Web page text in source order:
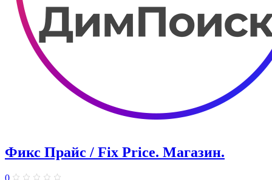
Фикс Прайс / Fix Price. ​Магазин.
0